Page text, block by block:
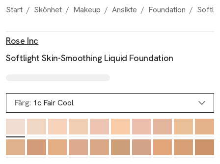
Start / Skönhet / Makeup / Ansikte / Foundation /
Rose Inc
Softlight Skin-Smoothing Liquid Foundation
Färg: 1c Fair Cool